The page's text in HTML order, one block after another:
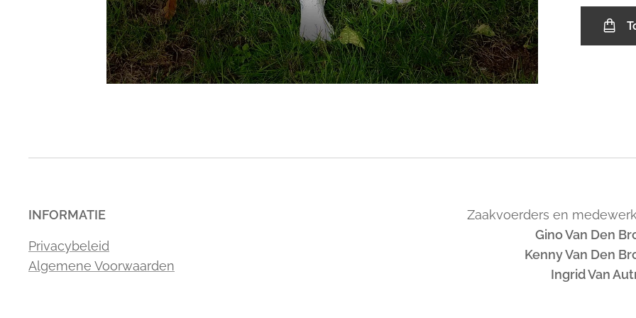
INFORMATIE
Privacybeleid
Algemene Voorwaarden
Zaakvoerders en
Gino Van Den
Kenny Van Den
Ingrid Van